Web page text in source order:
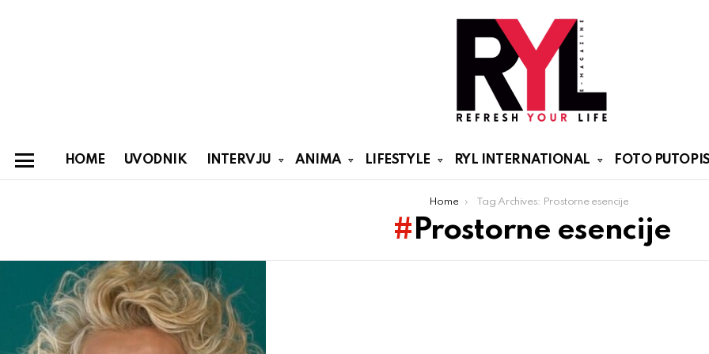
HOME UVODNIK INTERVJU ANIMA LIFESTYLE RYL INTERNATIONAL FOTO PUTOPISI
Home Tag Archives: Prostorne esencije
Prostorne esencije
stories